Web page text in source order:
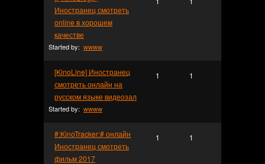
Иностранец смотреть
online в хорошем
качестве
Started by: wwww
[KinoLine] Иностранец
смотреть онлайн на
русском языке видеозал
Started by: wwww
1 1
#:KinoTracker:# онлайн
Иностранец смотреть
фильм 2017
1 1